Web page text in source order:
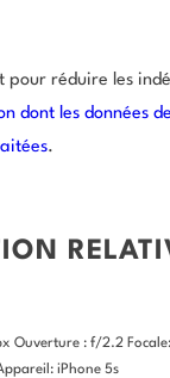
pour réduire les
dont les données
.
Ouverture : f/2.2
iPhone 5s